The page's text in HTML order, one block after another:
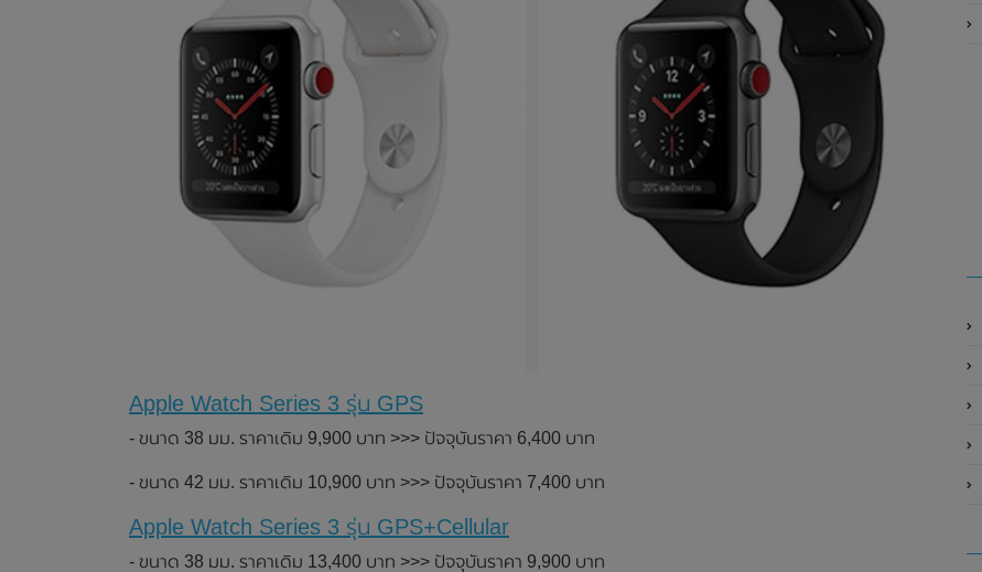
Apple Watch Series 3 รุ่น GPS
- ขนาด 38 มม. ราคาเดิม 9,900 บาท >>> ปัจจุบันราคา 6,400 บาท
- ขนาด 42 มม. ราคาเดิม 10,900 บาท >>> ปัจจุบันราคา 7,400 บาท
Apple Watch Series 3 รุ่น GPS+Cellular
- ขนาด 38 มม. ราคาเดิม 13,400 บาท >>> ปัจจุบันราคา 9,900 บาท